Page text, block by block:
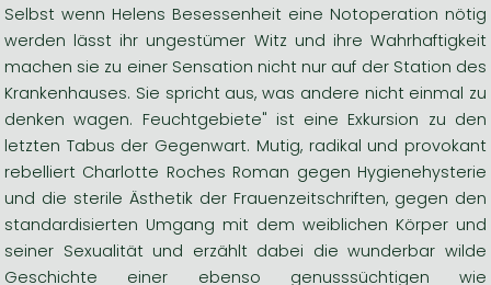
Selbst wenn Helens Besessenheit eine Notoperation nötig
werden lässt ihr ungestümer Witz und ihre Wahrhaftigkeit
machen sie zu einer Sensation nicht nur auf der Station des
Krankenhauses. Sie spricht aus, was andere nicht einmal zu
denken wagen. Feuchtgebiete" ist eine Exkursion zu den
letzten Tabus der Gegenwart. Mutig, radikal und provokant
rebelliert Charlotte Roches Roman gegen Hygienehysterie
und die sterile Ästhetik der Frauenzeitschriften, gegen den
standardisierten Umgang mit dem weiblichen Körper und
seiner Sexualität und erzählt dabei die wunderbar wilde
Geschichte einer ebenso genusssüchtigen wie